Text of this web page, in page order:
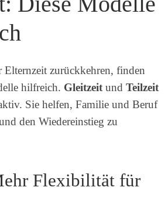
Elternzeit zurückkehren, finden
hilfreich. Gleitzeit und Teilzeit
Sie helfen, Familie und Beruf
den Wiedereinstieg zu
Flexibilität für